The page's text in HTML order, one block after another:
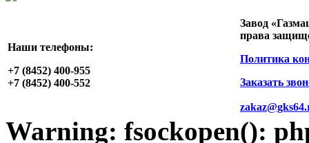
Наши телефоны:
+7 (8452) 400-955
+7 (8452) 400-552
Завод
права
Политика
Заказать
Warning: fsockopen():